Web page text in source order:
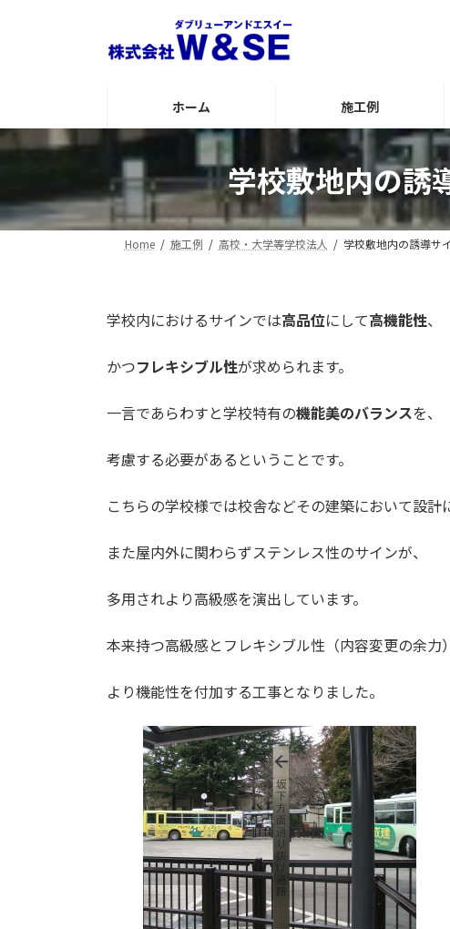
ス
プ
ン
動
ホーム 施工例
学校敷地内の誘
Home 施工例 高校・大学等学校法人 学校敷地内の誘導サ
学校内におけるサインでは高品位にして高機能性、
かつフレキシブル性が求められます。
一言であらわすと学校特有の機能美のバランスを、
考慮する必要があるということです。
こちらの学校様では校舎などその建築において設計
また屋内外に関わらずステンレス性のサインが、
多用されより高級感を演出しています。
本来持つ高級感とフレキシブル性（内容変更の余力
より機能性を付加する工事となりました。